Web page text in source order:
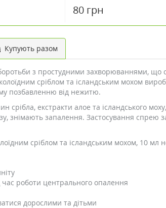
80 грн
Купують разом
з простудними захворюваннями,
сріблом та ісландським мохом
позбавленню від нежитю.
срібла, екстракти алое та ісландського
знімають запалення. Застосування
сріблом та ісландським мохом, 10 мл
роботи центрального опалення
дорослими та дітьми